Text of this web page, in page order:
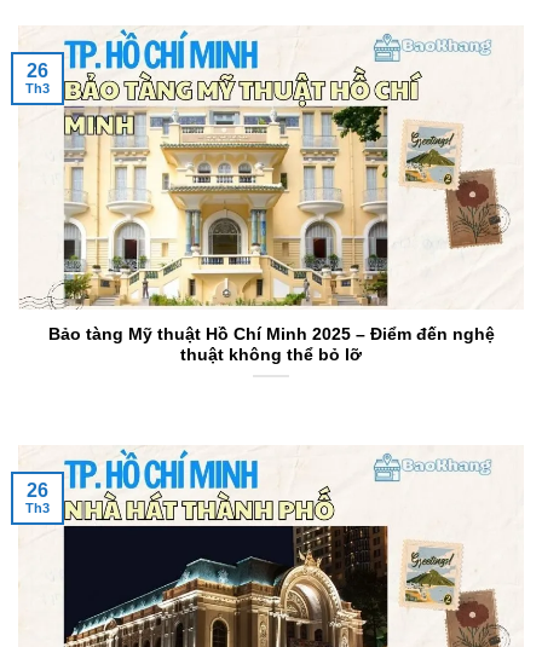
Bảo tàng Mỹ thuật Hồ Chí Minh 2025 – Điểm đến nghệ
thuật không thể bỏ lỡ
26
Th3
26
Th3